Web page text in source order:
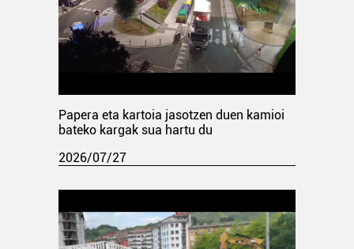
Papera eta kartoia jasotzen duen kamioi
bateko kargak sua hartu du
2026/07/27